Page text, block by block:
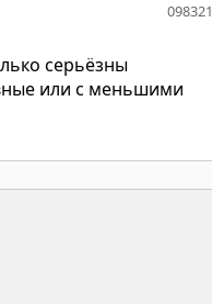
098321
серьёзны
или с меньшими